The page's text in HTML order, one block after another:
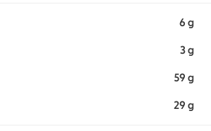
6 g
3 g
59 g
29 g